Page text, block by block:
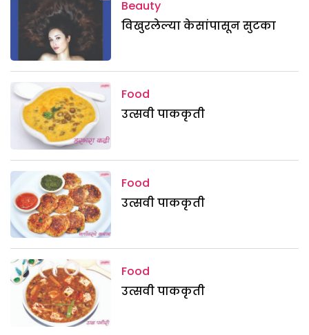
Beauty
विखुरलेल्या केसांपासून सुटका
Food
उत्सवी पाककृती
Food
उत्सवी पाककृती
Food
उत्सवी पाककृती